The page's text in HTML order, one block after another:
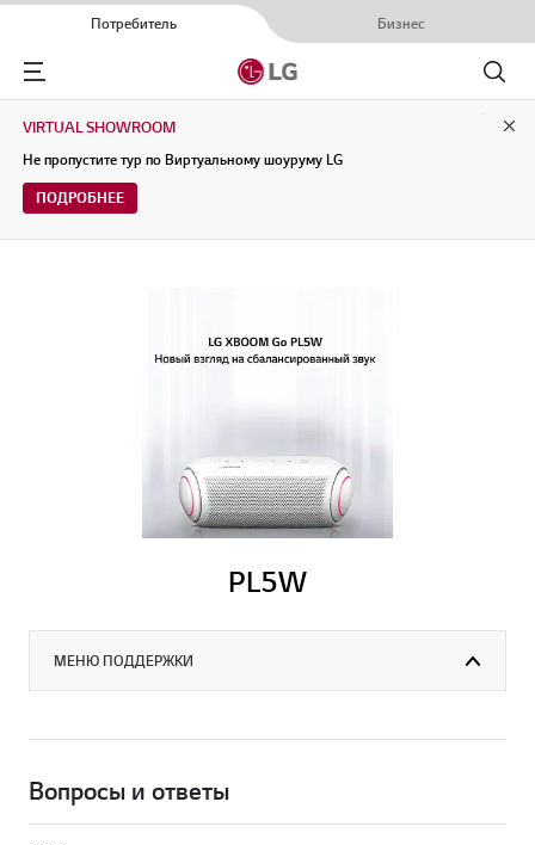
Потребитель Бизнес
Menu
Поиск
VIRTUAL SHOWROOM
Не пропустите тур по Виртуальному шоуруму LG
ПОДРОБНЕЕ
PL5W
МЕНЮ ПОДДЕРЖКИ
Вопросы и ответы